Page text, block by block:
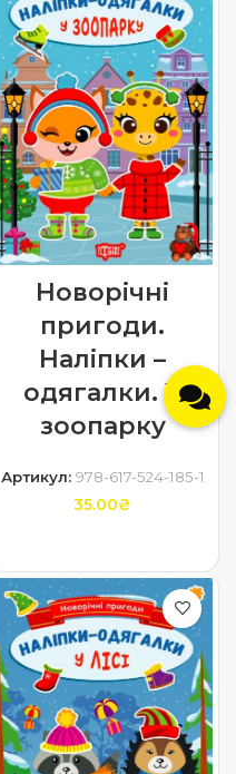
Новорічні
пригоди.
Наліпки –
одягалки. У
зоопарку
Артикул: 978-617-524-185-1
35.00₴